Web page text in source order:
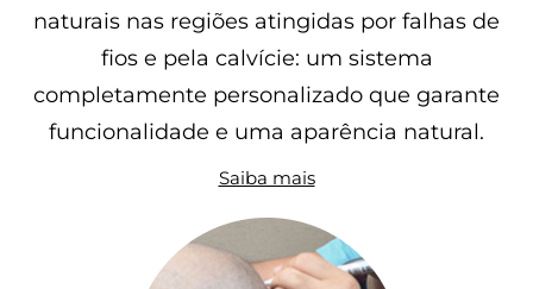
naturais nas regiões atingidas por falhas de
fios e pela calvície: um sistema
completamente personalizado que garante
funcionalidade e uma aparência natural.
Saiba mais